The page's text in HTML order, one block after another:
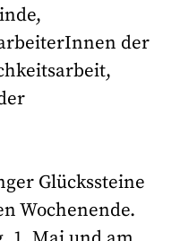
der
Glückssteine
Wochenende.